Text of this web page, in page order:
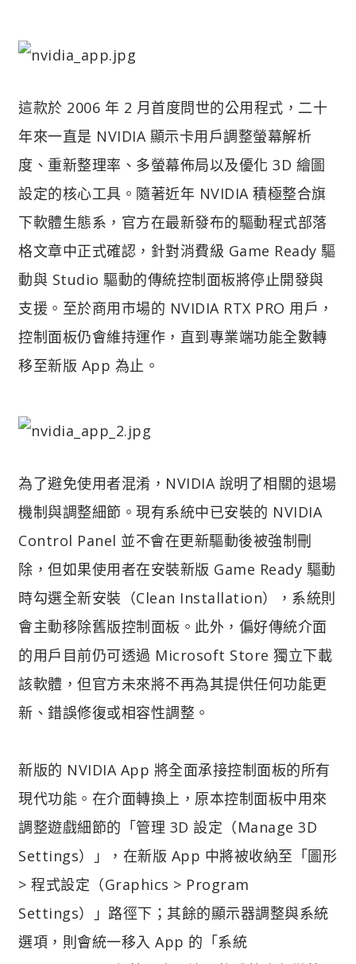
這款於 2006 年 2 月首度問世的公用程式，二十
年來一直是 NVIDIA 顯示卡用戶調整螢幕解析
度、重新整理率、多螢幕佈局以及優化 3D 繪圖
設定的核心工具。隨著近年 NVIDIA 積極整合旗
下軟體生態系，官方在最新發布的驅動程式部落
格文章中正式確認，針對消費級 Game Ready 驅
動與 Studio 驅動的傳統控制面板將停止開發與
支援。至於商用市場的 NVIDIA RTX PRO 用戶，
控制面板仍會維持運作，直到專業端功能全數轉
移至新版 App 為止。
為了避免使用者混淆，NVIDIA 說明了相關的退場
機制與調整細節。現有系統中已安裝的 NVIDIA
Control Panel 並不會在更新驅動後被強制刪
除，但如果使用者在安裝新版 Game Ready 驅動
時勾選全新安裝（Clean Installation），系統則
會主動移除舊版控制面板。此外，偏好傳統介面
的用戶目前仍可透過 Microsoft Store 獨立下載
該軟體，但官方未來將不再為其提供任何功能更
新、錯誤修復或相容性調整。
新版的 NVIDIA App 將全面承接控制面板的所有
現代功能。在介面轉換上，原本控制面板中用來
調整遊戲細節的「管理 3D 設定（Manage 3D
Settings）」，在新版 App 中將被收納至「圖形
> 程式設定（Graphics > Program
Settings）」路徑下；其餘的顯示器調整與系統
選項，則會統一移入 App 的「系統